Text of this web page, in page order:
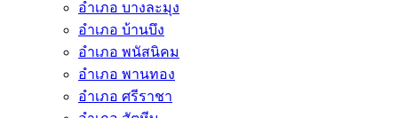
อำเภอ สัตหีบ
อำเภอ หนองใหญ่
อำเภอ เกาะจันทร์
อำเภอ เมือง
ระเบียบ/ข้อกฏหมาย/คำสั่ง